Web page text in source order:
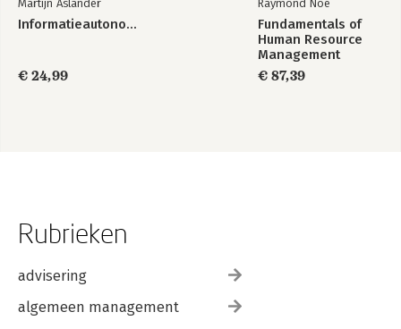
Martijn Aslander
Informatieautonomie
€ 24,99
Raymond Noë
Fundamentals of
Human Resource
Management
€ 87,39
Rubrieken
advisering
algemeen management